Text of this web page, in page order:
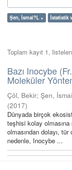
Şen, İsmai?L × İstatistik
Toplam kayıt 1,
Bazı Inocybe
Moleküler
Çöl, Bekir; Şen,
(2017)
Dünyada birçok
teşhisi kolay
olmasından dolayı,
nedenle, Inocybe ...